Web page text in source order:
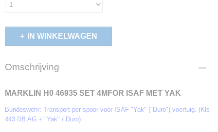
IN WINKELWAGEN
Omschrijving
MARKLIN H0 46935 SET 4MFOR ISAF MET YAK
Bundeswehr: Transport per spoor voor ISAF "Yak" ("Duro") voertuig. (Kls
443 DB AG + "Yak" / Duro)